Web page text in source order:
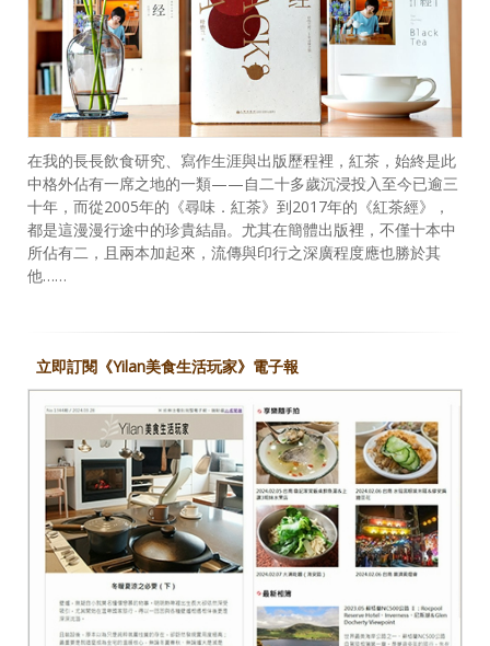
合作與代言
訂閱電子報
在我的長長飲食研究、寫作生涯與出版歷程裡，紅茶，始終是此
中格外佔有一席之地的一類——自二十多歲沉浸投入至今已逾三
十年，而從2005年的《尋味．紅茶》到2017年的《紅茶經》，
都是這漫漫行途中的珍貴結晶。尤其在簡體出版裡，不僅十本中
所佔有二，且兩本加起來，流傳與印行之深廣程度應也勝於其
他……
立即訂閱《Yilan美食生活玩家》電子報